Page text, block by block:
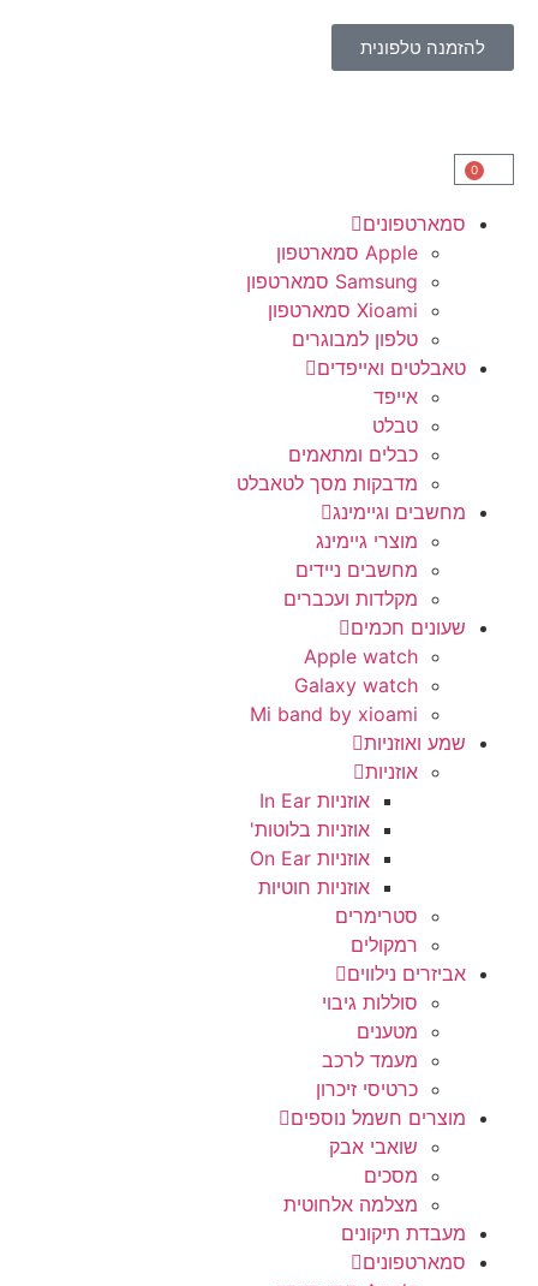
0
להזמנה טלפונית
סמארטפונים
Apple סמארטפון
Samsung סמארטפון
Xioami סמארטפון
טלפון למבוגרים
טאבלטים ואייפדים
אייפד
טבלט
כבלים ומתאמים
מדבקות מסך לטאבלט
מחשבים וגיימינג
מוצרי גיימינג
מחשבים ניידים
מקלדות ועכברים
שעונים חכמים
Apple watch
Galaxy watch
Mi band by xioami
שמע ואוזניות
אוזניות
אוזניות In Ear
אוזניות בלוטות'
אוזניות On Ear
אוזניות חוטיות
סטרימרים
רמקולים
אביזרים נילווים
סוללות גיבוי
מטענים
מעמד לרכב
כרטיסי זיכרון
מוצרים חשמל נוספים
שואבי אבק
מסכים
מצלמה אלחוטית
מעבדת תיקונים
סמארטפונים